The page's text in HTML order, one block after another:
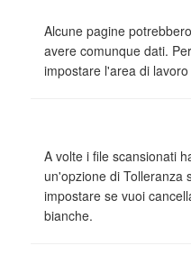
Alcune pagine
avere comunque dati.
impostare l'area di
A volte i file scansionati
un'opzione di Tolleranza
impostare se vuoi
bianche.